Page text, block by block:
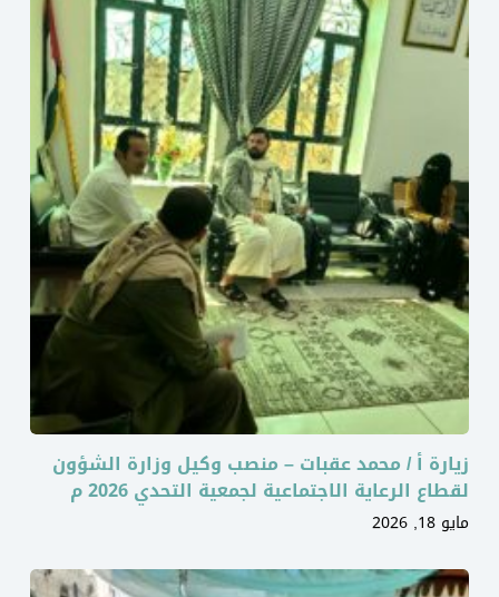
زيارة أ / محمد عقبات – منصب وكيل وزارة الشؤون
لقطاع الرعاية الاجتماعية لجمعية التحدي 2026 م
مايو 18, 2026